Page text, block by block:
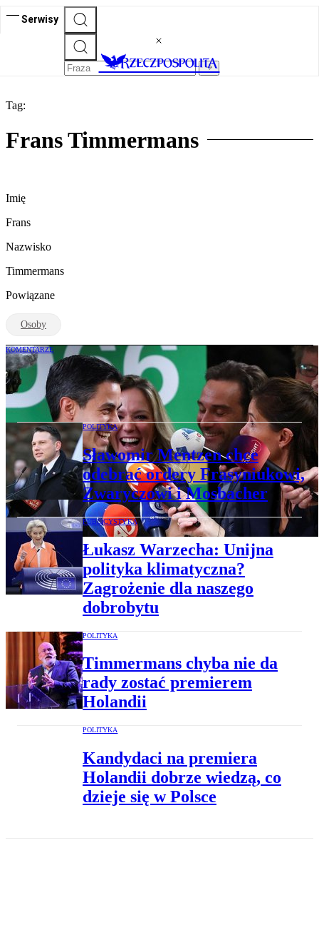
Serwisy
Tag:
Frans Timmermans
Imię
Frans
Nazwisko
Timmermans
Powiązane
Osoby
KOMENTARZE
Jan Zielonka: Holenderskie lekcje dla
Polski
POLITYKA
Sławomir Mentzen chce
odebrać ordery Frasyniukowi,
Zwaryczowi i Mosbacher
PUBLICYSTYKA
Łukasz Warzecha: Unijna
polityka klimatyczna?
Zagrożenie dla naszego
dobrobytu
POLITYKA
Timmermans chyba nie da
rady zostać premierem
Holandii
POLITYKA
Kandydaci na premiera
Holandii dobrze wiedzą, co
dzieje się w Polsce